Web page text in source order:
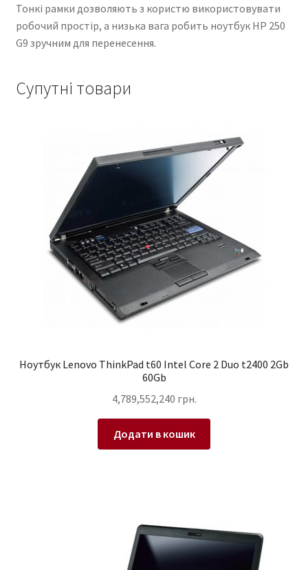
Тонкі рамки дозволяють з користю використовувати
робочий простір, а низька вага робить ноутбук HP 250
G9 зручним для перенесення.
Супутні товари
Ноутбук Lenovo ThinkPad t60 Intel Core 2 Duo t2400 2Gb
60Gb
4,789,552,240 грн.
Додати в кошик